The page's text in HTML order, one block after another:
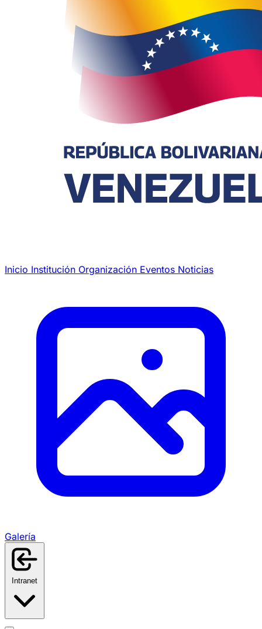
Inicio Institución Organización Eventos Noticias
Galería
Intranet